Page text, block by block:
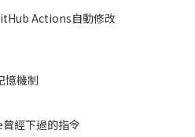
Actions自動修改
憶機制
經下過的指令